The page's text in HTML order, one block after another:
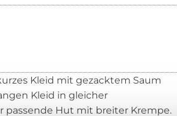
Kleid mit gezacktem Saum
Kleid in gleicher
passende Hut mit breiter Krempe.